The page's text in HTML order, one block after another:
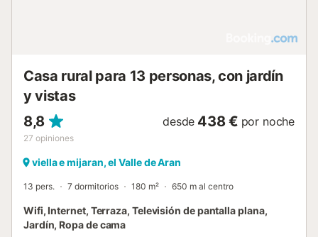
Casa rural para 13 personas, con jardín
y vistas
8,8
27 opiniones
desde 438 € por noche
viella e mijaran, el Valle de Aran
13 pers. 7 dormitorios 180 m² 650 m al centro
Wifi, Internet, Terraza, Televisión de pantalla plana,
Jardín, Ropa de cama